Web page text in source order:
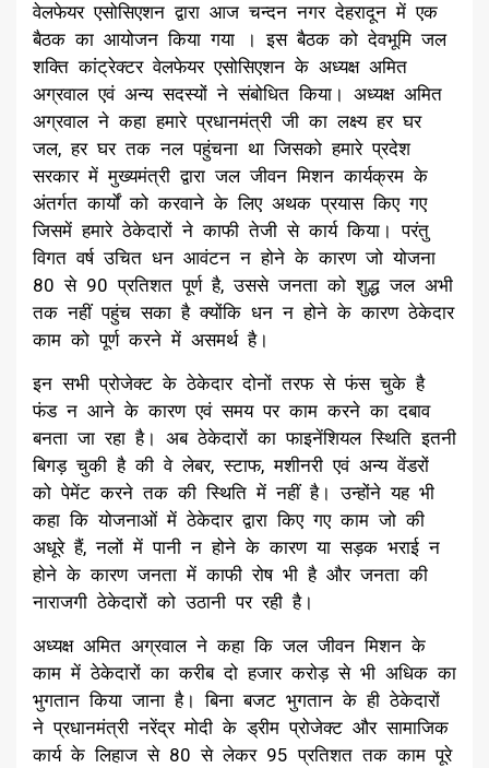
वेलफेयर एसोसिएशन द्वारा आज चन्दन नगर देहरादून में एक
बैठक का आयोजन किया गया । इस बैठक को देवभूमि जल
शक्ति कांट्रेक्टर वेलफेयर एसोसिएशन के अध्यक्ष अमित
अग्रवाल एवं अन्य सदस्यों ने संबोधित किया। अध्यक्ष अमित
अग्रवाल ने कहा हमारे प्रधानमंत्री जी का लक्ष्य हर घर
जल, हर घर तक नल पहुंचना था जिसको हमारे प्रदेश
सरकार में मुख्यमंत्री द्वारा जल जीवन मिशन कार्यक्रम के
अंतर्गत कार्यों को करवाने के लिए अथक प्रयास किए गए
जिसमें हमारे ठेकेदारों ने काफी तेजी से कार्य किया। परंतु
विगत वर्ष उचित धन आवंटन न होने के कारण जो योजना
80 से 90 प्रतिशत पूर्ण है, उससे जनता को शुद्ध जल अभी
तक नहीं पहुंच सका है क्योंकि धन न होने के कारण ठेकेदार
काम को पूर्ण करने में असमर्थ है।
इन सभी प्रोजेक्ट के ठेकेदार दोनों तरफ से फंस चुके है
फंड न आने के कारण एवं समय पर काम करने का दबाव
बनता जा रहा है। अब ठेकेदारों का फाइनेंशियल स्थिति इतनी
बिगड़ चुकी है की वे लेबर, स्टाफ, मशीनरी एवं अन्य वेंडरों
को पेमेंट करने तक की स्थिति में नहीं है। उन्होंने यह भी
कहा कि योजनाओं में ठेकेदार द्वारा किए गए काम जो की
अधूरे हैं, नलों में पानी न होने के कारण या सड़क भराई न
होने के कारण जनता में काफी रोष भी है और जनता की
नाराजगी ठेकेदारों को उठानी पर रही है।
अध्यक्ष अमित अग्रवाल ने कहा कि जल जीवन मिशन के
काम में ठेकेदारों का करीब दो हजार करोड़ से भी अधिक का
भुगतान किया जाना है। बिना बजट भुगतान के ही ठेकेदारों
ने प्रधानमंत्री नरेंद्र मोदी के ड्रीम प्रोजेक्ट और सामाजिक
कार्य के लिहाज से 80 से लेकर 95 प्रतिशत तक काम पूरे